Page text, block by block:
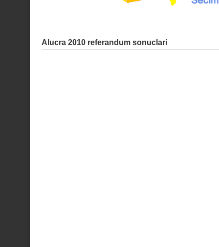
Alucra 2010 referandum sonuclari